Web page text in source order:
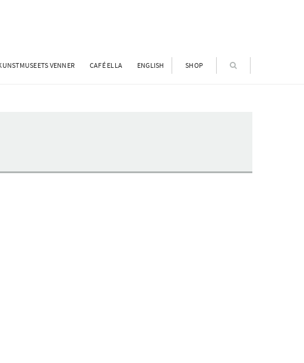
VENNER CAFÉ ELLA ENGLISH SHOP